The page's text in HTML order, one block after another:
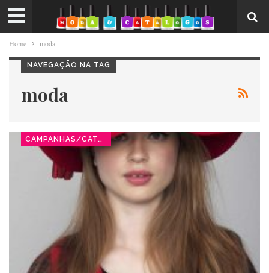
Home moda
NAVEGAÇÃO NA TAG
moda
CAMPANHAS/CATÁLOGOS